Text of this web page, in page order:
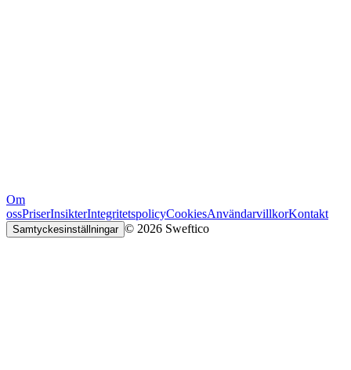
Om
ossPriserInsikterIntegritetspolicyCookiesAnvändarvillkorKontakt
Samtyckesinställningar © 2026 Sweftico